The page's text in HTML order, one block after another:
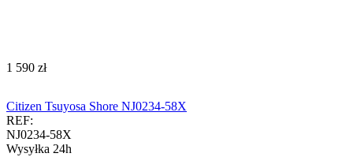
‍1 590‍ zł
Citizen Tsuyosa Shore NJ0234-58X
REF:
NJ0234-58X
Wysyłka 24h